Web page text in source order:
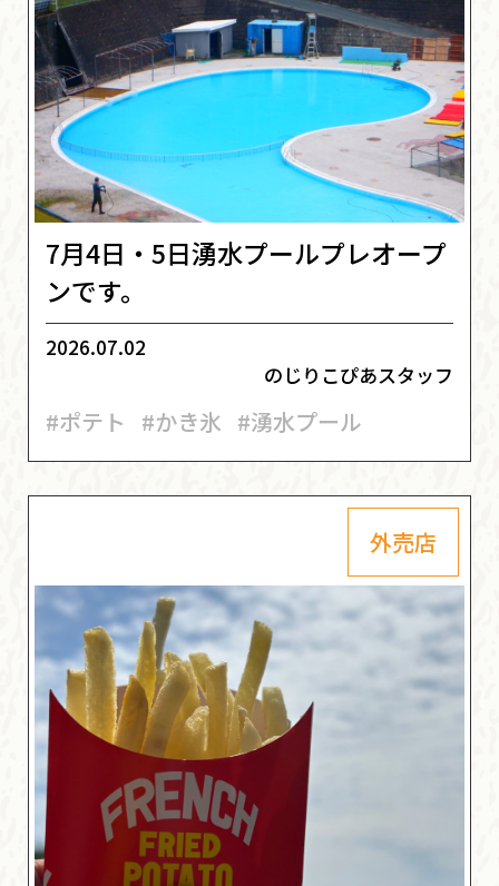
7月4日・5日湧水プールプレオープ
ンです。
2026.07.02
のじりこぴあスタッフ
#ポテト #かき氷 #湧水プール
外売店